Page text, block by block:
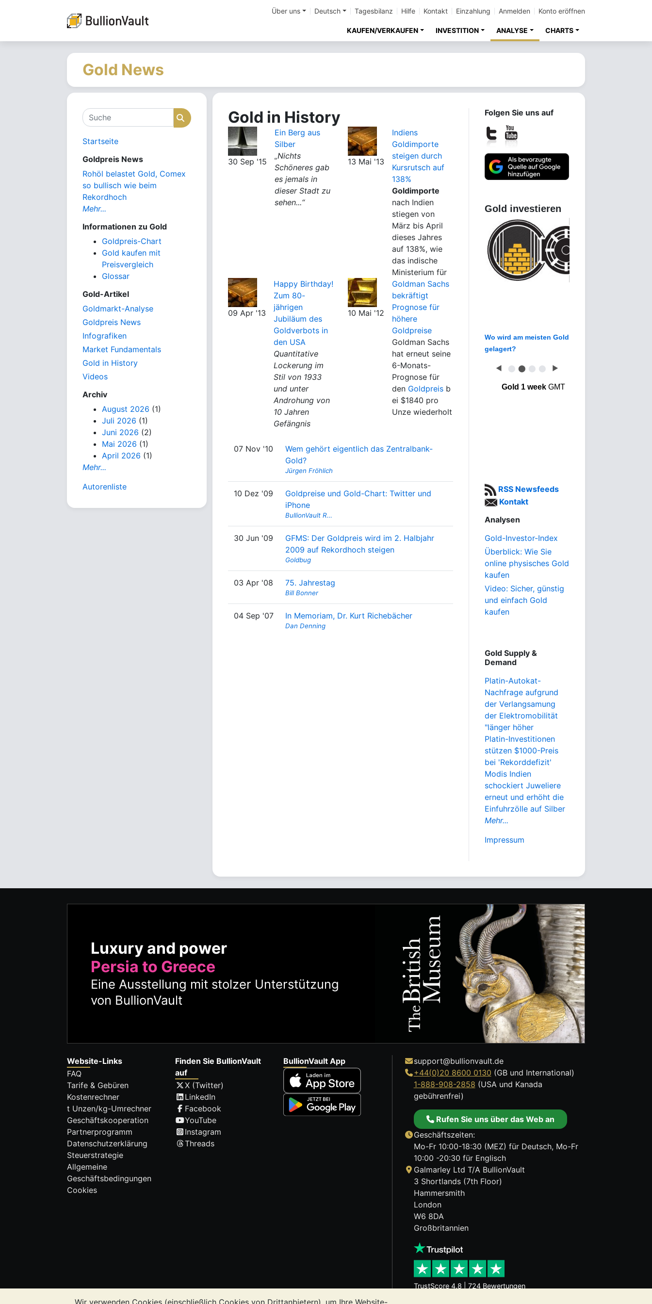
Wir verwenden Cookies (einschließlich Cookies von Drittanbietern), um Ihre Website-
Über uns Deutsch Tagesbilanz Hilfe Kontakt Einzahlung Anmelden Konto eröffnen
KAUFEN/VERKAUFEN INVESTITION ANALYSE CHARTS
Gold News
Suche Suche
Startseite
Goldpreis News
Rohöl belastet Gold, Comex
so bullisch wie beim
Rekordhoch
Mehr...
Informationen zu Gold
Goldpreis-Chart
Gold kaufen mit
Preisvergleich
Glossar
Gold-Artikel
Goldmarkt-Analyse
Goldpreis News
Infografiken
Market Fundamentals
Gold in History
Videos
Archiv
August 2026 (1)
Juli 2026 (1)
Juni 2026 (2)
Mai 2026 (1)
April 2026 (1)
Mehr...
Autorenliste
Gold in History
30 Sep '15
Ein Berg aus
Silber
„Nichts
Schöneres gab
es jemals in
dieser Stadt zu
sehen...“
13 Mai '13
Indiens
Goldimporte
steigen durch
Kursrutsch auf
138%
Goldimporte
nach Indien
stiegen von
März bis April
dieses Jahres
auf 138%, wie
das indische
Ministerium für
09 Apr '13
Happy Birthday!
Zum 80-
jährigen
Jubiläum des
Goldverbots in
den USA
Quantitative
Lockerung im
Stil von 1933
und unter
Androhung von
10 Jahren
Gefängnis
10 Mai '12
Goldman Sachs
bekräftigt
Prognose für
höhere
Goldpreise
Goldman Sachs
hat erneut seine
6-Monats-
Prognose für
den Goldpreis b
ei $1840 pro
Unze wiederholt
07 Nov '10
Wem gehört eigentlich das Zentralbank-
Gold?
Jürgen Fröhlich
10 Dez '09
Goldpreise und Gold-Chart: Twitter und
iPhone
BullionVault R…
30 Jun '09
GFMS: Der Goldpreis wird im 2. Halbjahr
2009 auf Rekordhoch steigen
Goldbug
03 Apr '08 75. Jahrestag
Bill Bonner
04 Sep '07 In Memoriam, Dr. Kurt Richebächer
Dan Denning
Folgen Sie uns auf
Gold investieren
Wo wird am meisten Gold
gelagert?
◀ ⬤ ⬤ ⬤ ⬤ ▶
Gold 1 weekGMT
RSS Newsfeeds
Kontakt
Analysen
Gold-Investor-Index
Überblick: Wie Sie
online physisches Gold
kaufen
Video: Sicher, günstig
und einfach Gold
kaufen
Gold Supply &
Demand
Platin-Autokat-
Nachfrage aufgrund
der Verlangsamung
der Elektromobilität
"länger höher
Platin-Investitionen
stützen $1000-Preis
bei 'Rekorddefizit'
Modis Indien
schockiert Juweliere
erneut und erhöht die
Einfuhrzölle auf Silber
Mehr...
Impressum
Luxury and power
Persia to Greece
Eine Ausstellung mit stolzer Unterstützung
von BullionVault
Website-Links
FAQ
Tarife & Gebüren
Kostenrechner
t Unzen/kg-Umrechner
Geschäftskooperation
Partnerprogramm
Datenschutzerklärung
Steuerstrategie
Allgemeine
Geschäftsbedingungen
Cookies
Finden Sie BullionVault
auf
X (Twitter)
LinkedIn
Facebook
YouTube
Instagram
Threads
BullionVault App
support@bullionvault.de
+44(0)20 8600 0130 (GB und International)
1-888-908-2858 (USA und Kanada
gebührenfrei)
Rufen Sie uns über das Web an
Geschäftszeiten:
Mo-Fr 10:00-18:30 (MEZ) für Deutsch, Mo-Fr
10:00 -20:30 für Englisch
Galmarley Ltd T/A BullionVault
3 Shortlands (7th Floor)
Hammersmith
London
W6 8DA
Großbritannien
TrustScore 4.8 | 724 Bewertungen